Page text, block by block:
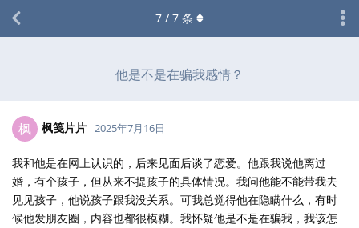
他是不是在骗我感情？
7 / 7 条
枫 枫笺片片 2025年7月16日
我和他是在网上认识的，后来见面后谈了恋爱。他跟我说他离过
婚，有个孩子，但从来不提孩子的具体情况。我问他能不能带我去
见见孩子，他说孩子跟我没关系。可我总觉得他在隐瞒什么，有时
候他发朋友圈，内容也都很模糊。我怀疑他是不是在骗我，我该怎